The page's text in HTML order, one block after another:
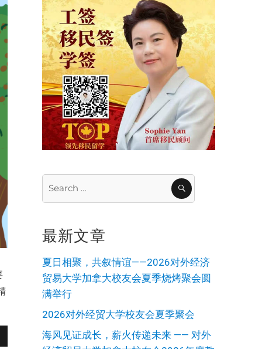
SEARCH
最新文章
夏日相聚，共叙情谊——2026对外经济
贸易大学加拿大校友会夏季烧烤聚会圆
满举行
2026对外经贸大学校友会夏季聚会
海风见证成长，薪火传递未来 —— 对外